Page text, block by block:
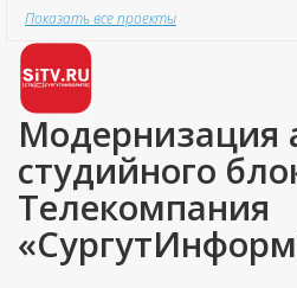
Показать все проекты
Модернизация
студийного
Телекомпания